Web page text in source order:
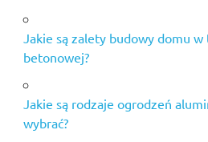
Jakie są zalety budowy domu
betonowej?
Jakie są rodzaje ogrodzeń
wybrać?